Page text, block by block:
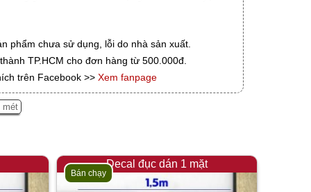
phẩm chưa sử dụng, lỗi do nhà sản xuất.
TP.HCM cho đơn hàng từ 500.000đ.
trên Facebook >> Xem fanpage
mét
Decal đục dán 1 mặt
Bán chạy